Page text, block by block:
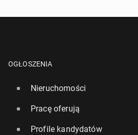
OGŁOSZENIA
Nieruchomości
Pracę oferują
Profile kandydatów